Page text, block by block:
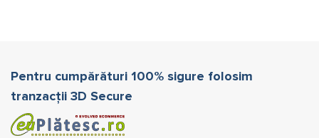
Pentru cumpărături 100% sigure folosim
tranzacții 3D Secure